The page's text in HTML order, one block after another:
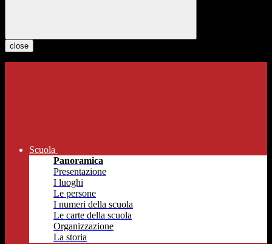
close
Scuola
Panoramica
Presentazione
I luoghi
Le persone
I numeri della scuola
Le carte della scuola
Organizzazione
La storia